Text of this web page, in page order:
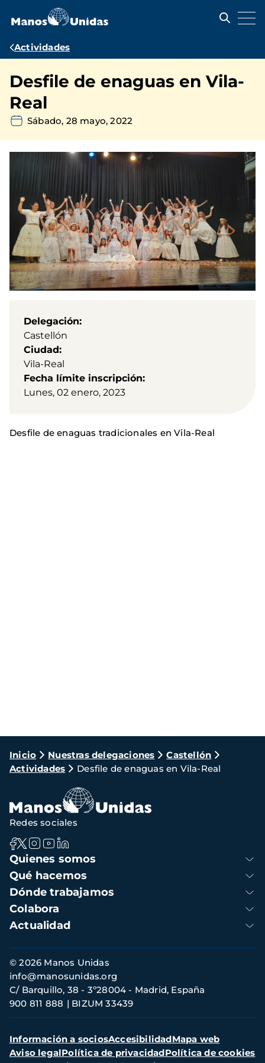
contenido
Ruta
navegación
Actividades
Desfile de enaguas en Vila-
Real
Sábado, 28 mayo, 2022
Delegación
Castellón
Ciudad
Vila-Real
Fecha límite inscripción
Lunes, 02 enero, 2023
Desfile de enaguas tradicionales en Vila-Real
Ruta
de
navegación
Inicio Nuestras delegaciones
Castellón
Actividades
Desfile de enaguas en Vila-Real
Navegación
principal
Quienes somos
Qué hacemos
Dónde trabajamos
Colabora
Actualidad
Redes sociales
Información
de
contacto
© 2026 Manos Unidas
C/ Barquillo, 38 - 3º28004 - Madrid, España
900 811 888
BIZUM 33439
info@manosunidas.org
Menú
secundario
Información a sociosAccesibilidadMapa web
Aviso legalPolítica de privacidadPolítica de cookies